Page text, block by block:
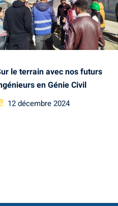
le terrain avec nos futurs
en Génie Civil
12 décembre 2024